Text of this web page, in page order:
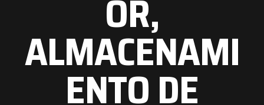
OR,
ALMACENAMI
ENTO DE